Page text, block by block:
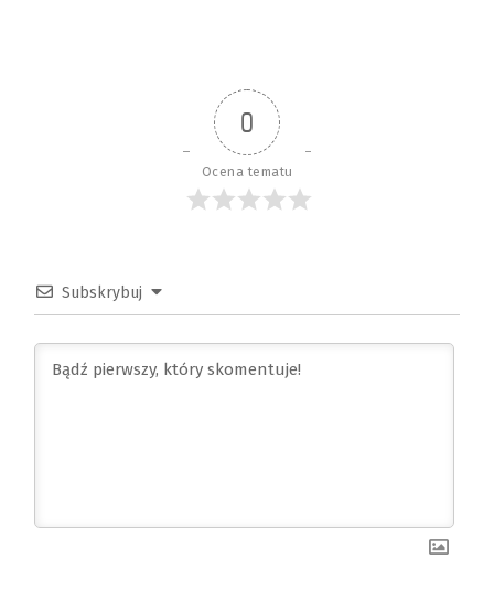
0
Ocena tematu
Subskrybuj